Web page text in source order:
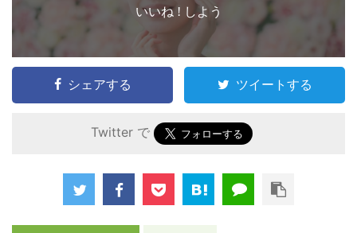
いいね ! しよう
シェアする ツイートする
Twitter で